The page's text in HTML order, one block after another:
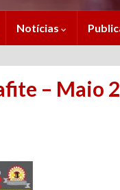
Notícias
– Maio